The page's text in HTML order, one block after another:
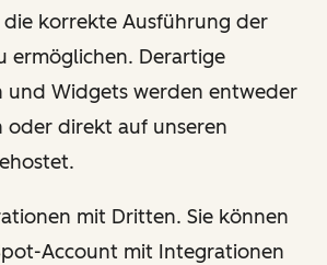
die korrekte Ausführung der
ermöglichen. Derartige
und Widgets werden entweder
oder direkt auf unseren
mit Dritten. Sie können
Account mit Integrationen